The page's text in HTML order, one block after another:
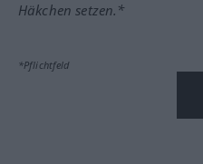
Häkchen setzen.*
*Pflichtfeld